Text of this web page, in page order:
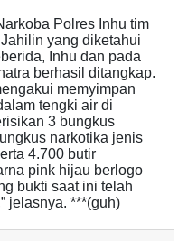
Polres Inhu tim
yang diketahui
Inhu dan pada
berhasil ditangkap.
memyimpan
tengki air di
3 bungkus
narkotika jenis
4.700 butir
pink hijau berlogo
bukti saat ini telah
jelasnya. ***(guh)